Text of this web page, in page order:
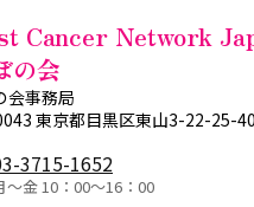
Cancer Network
の会
会事務局
東京都目黒区東山3-22-25-
3715-1652
～金 10：00〜16：00